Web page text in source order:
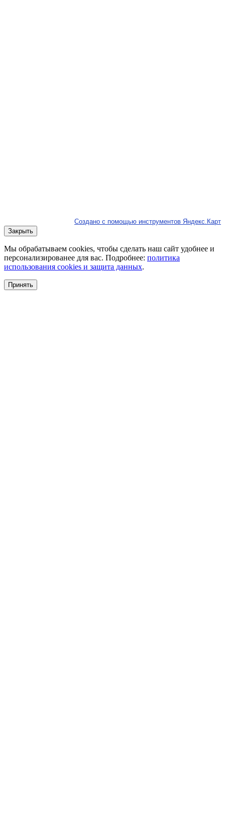
Создано с помощью инструментов Яндекс.Карт
Закрыть
Мы обрабатываем cookies, чтобы сделать наш сайт удобнее и
персонализированее для вас. Подробнее: политика
использования cookies и защита данных.
Принять